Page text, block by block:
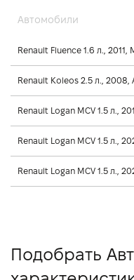
Автомобили
Renault Fluence 1.6 л., 2011,
Renault Koleos 2.5 л., 2008,
Подобрать